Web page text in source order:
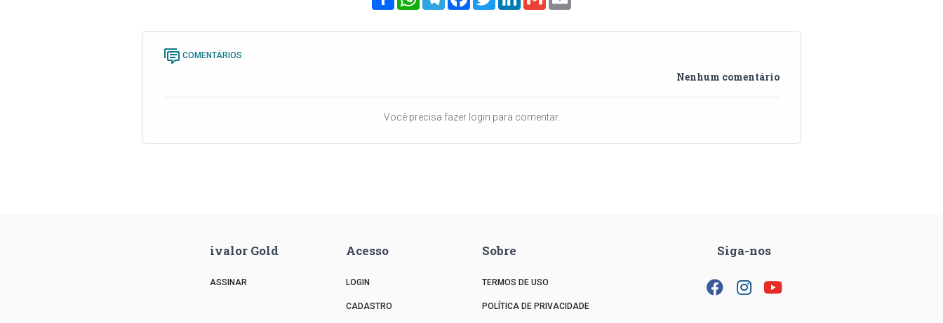
COMENTÁRIOS
Nenhum comentário
Você precisa fazer login para comentar.
ivalor Gold
ASSINAR
Acesso
LOGIN
CADASTRO
Sobre
TERMOS DE USO
POLÍTICA DE PRIVACIDADE
Siga-nos